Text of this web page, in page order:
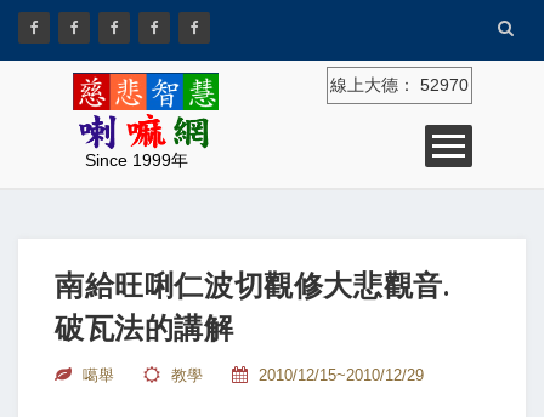
Since 1999年
線上大德： 52970
南給旺唎仁波切觀修大悲觀音.
破瓦法的講解
噶舉 教學 2010/12/15~2010/12/29